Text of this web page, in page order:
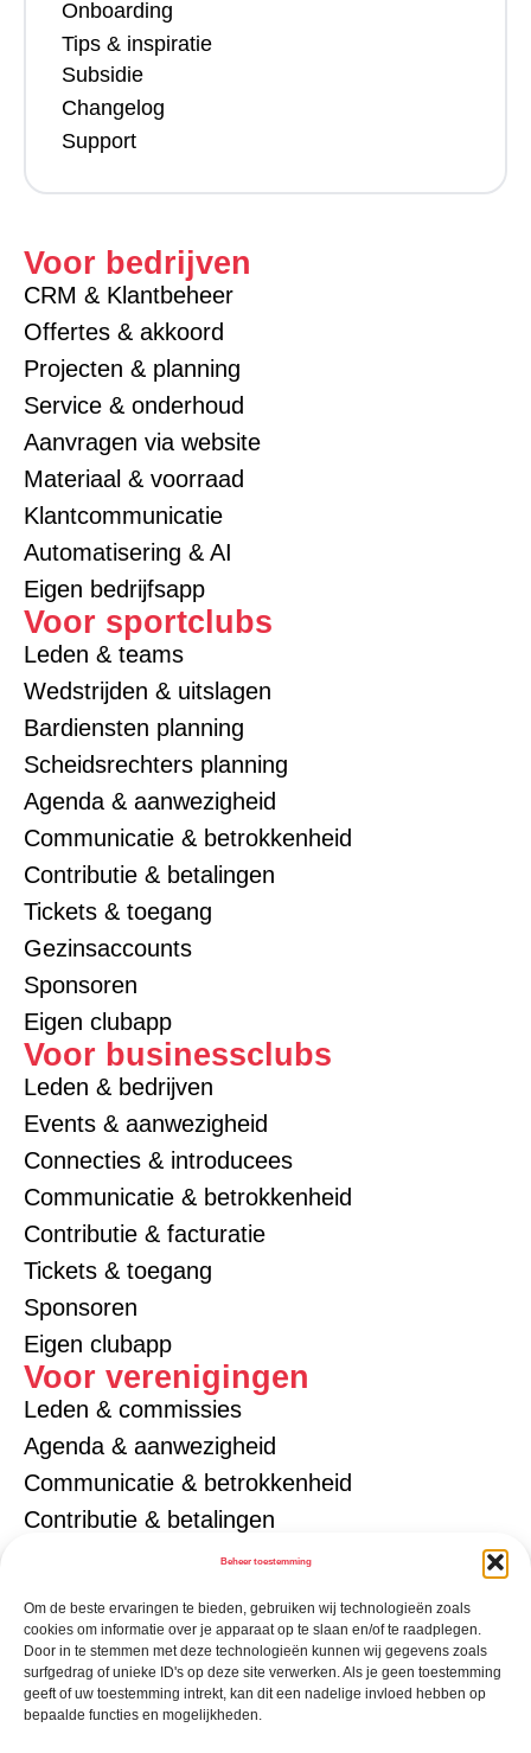
Beheer toestemming
Om de beste ervaringen te bieden, gebruiken wij technologieën zoals
cookies om informatie over je apparaat op te slaan en/of te raadplegen.
Door in te stemmen met deze technologieën kunnen wij gegevens zoals
surfgedrag of unieke ID's op deze site verwerken. Als je geen toestemming
geeft of uw toestemming intrekt, kan dit een nadelige invloed hebben op
bepaalde functies en mogelijkheden.
Onboarding
Tips & inspiratie
Subsidie
Changelog
Support
Voor bedrijven
CRM & Klantbeheer
Offertes & akkoord
Projecten & planning
Service & onderhoud
Aanvragen via website
Materiaal & voorraad
Klantcommunicatie
Automatisering & AI
Eigen bedrijfsapp
Voor sportclubs
Leden & teams
Wedstrijden & uitslagen
Bardiensten planning
Scheidsrechters planning
Agenda & aanwezigheid
Communicatie & betrokkenheid
Contributie & betalingen
Tickets & toegang
Gezinsaccounts
Sponsoren
Eigen clubapp
Voor businessclubs
Leden & bedrijven
Events & aanwezigheid
Connecties & introducees
Communicatie & betrokkenheid
Contributie & facturatie
Tickets & toegang
Sponsoren
Eigen clubapp
Voor verenigingen
Leden & commissies
Agenda & aanwezigheid
Communicatie & betrokkenheid
Contributie & betalingen
Sponsoren
Eigen verenigingsapp